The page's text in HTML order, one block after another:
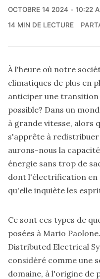
OCTOBRE 14 2024
10:22
14 MIN DE LECTURE
À l'heure où notre
climatiques de plus en
anticiper une transition
possible? Dans un
à grande vitesse, alors
s'apprête à redistribuer
aurons-nous la
énergie sans trop de
dont l'électrification en
qu'elle inquiète les
Ce sont ces types de
posées à Mario
Distributed Electrical
considéré comme une
domaine, à l'origine de